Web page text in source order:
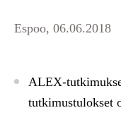
Espoo, 06.06.2018
ALEX-
tutkimustulokset